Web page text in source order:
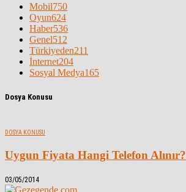
Mobil750
Oyun624
Haber536
Genel512
Türkiyeden211
İnternet204
Sosyal Medya165
Dosya Konusu
DOSYA KONUSU
Uygun Fiyata Hangi Telefon Alınır?
03/05/2014